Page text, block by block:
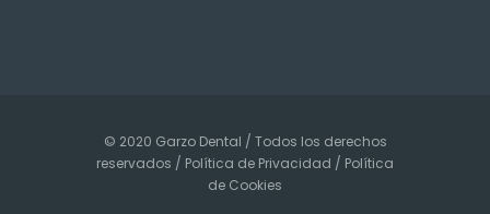
© 2020 Garzo Dental / Todos los derechos
reservados / Política de Privacidad / Política
de Cookies